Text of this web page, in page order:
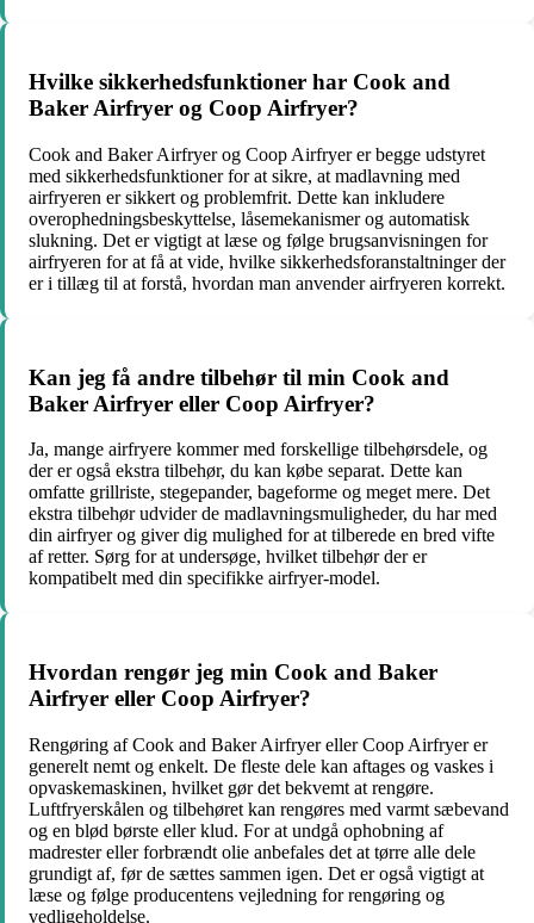
Hvilke sikkerhedsfunktioner har Cook and
Baker Airfryer og Coop Airfryer?
Cook and Baker Airfryer og Coop Airfryer er begge udstyret
med sikkerhedsfunktioner for at sikre, at madlavning med
airfryeren er sikkert og problemfrit. Dette kan inkludere
overophedningsbeskyttelse, låsemekanismer og automatisk
slukning. Det er vigtigt at læse og følge brugsanvisningen for
airfryeren for at få at vide, hvilke sikkerhedsforanstaltninger der
er i tillæg til at forstå, hvordan man anvender airfryeren korrekt.
Kan jeg få andre tilbehør til min Cook and
Baker Airfryer eller Coop Airfryer?
Ja, mange airfryere kommer med forskellige tilbehørsdele, og
der er også ekstra tilbehør, du kan købe separat. Dette kan
omfatte grillriste, stegepander, bageforme og meget mere. Det
ekstra tilbehør udvider de madlavningsmuligheder, du har med
din airfryer og giver dig mulighed for at tilberede en bred vifte
af retter. Sørg for at undersøge, hvilket tilbehør der er
kompatibelt med din specifikke airfryer-model.
Hvordan rengør jeg min Cook and Baker
Airfryer eller Coop Airfryer?
Rengøring af Cook and Baker Airfryer eller Coop Airfryer er
generelt nemt og enkelt. De fleste dele kan aftages og vaskes i
opvaskemaskinen, hvilket gør det bekvemt at rengøre.
Luftfryerskålen og tilbehøret kan rengøres med varmt sæbevand
og en blød børste eller klud. For at undgå ophobning af
madrester eller forbrændt olie anbefales det at tørre alle dele
grundigt af, før de sættes sammen igen. Det er også vigtigt at
læse og følge producentens vejledning for rengøring og
vedligeholdelse.